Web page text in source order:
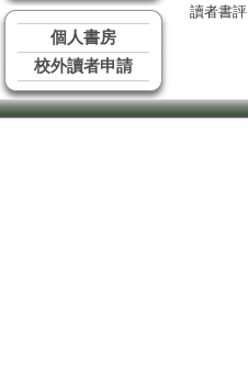
個人書房
校外讀者申請
讀者書評